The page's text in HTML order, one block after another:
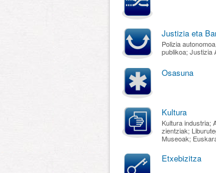
Justizia eta
Polizia
publikoa; Justizia
Osasuna
Kultura
Kultura industria;
zientziak;
Museoak;
Etxebizitza